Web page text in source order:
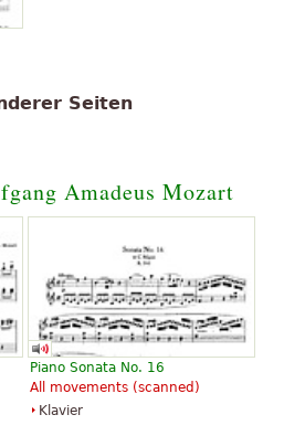
Seiten
Amadeus Mozart
Piano Sonata No. 16
All movements (scanned)
Klavier